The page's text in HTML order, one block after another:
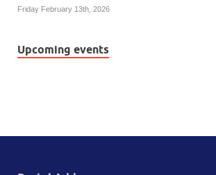
Friday February 13th, 2026
Upcoming events